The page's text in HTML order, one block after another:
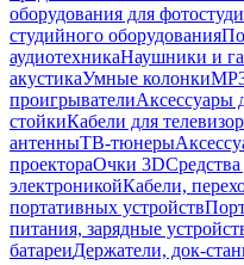
оборудования для
студийного оборудования
аудиотехникаНаушники и
акустикаУмные колонки
проигрывателиАксессуары
стойкиКабели для
антенныТВ-тюнеры
проектораОчки 3DСредства
электроникойКабели,
портативных устройств
питания, зарядные
батареиДержатели, док-